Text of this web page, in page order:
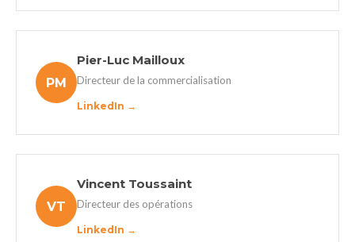
PM
Pier-Luc Mailloux
Directeur de la commercialisation
LinkedIn →
VT
Vincent Toussaint
Directeur des opérations
LinkedIn →